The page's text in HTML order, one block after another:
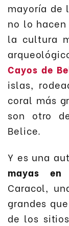
mayoría de
no lo
la cultura
Cayos de
islas,
coral más
son otro
Belice.
Y es una
mayas en
Caracol,
grandes
de los